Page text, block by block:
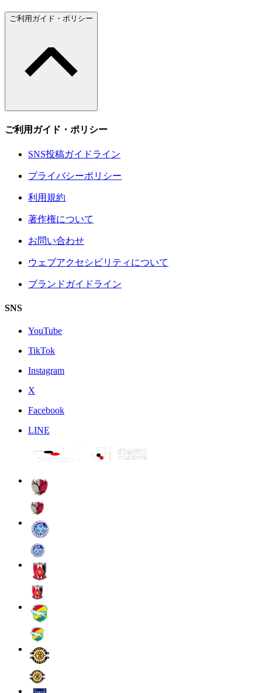
ご利用ガイド・ポリシー
ご利用ガイド・ポリシー
SNS投稿ガイドライン
プライバシーポリシー
利用規約
著作権について
お問い合わせ
ウェブアクセシビリティについて
ブランドガイドライン
SNS
YouTube
TikTok
Instagram
X
Facebook
LINE